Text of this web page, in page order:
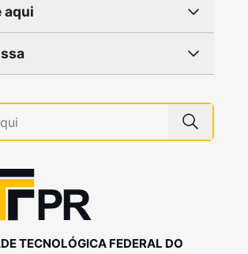
aqui
TECNOLÓGICA FEDERAL DO